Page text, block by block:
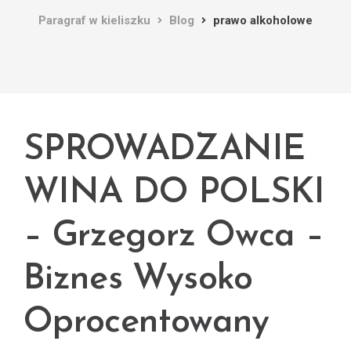
Paragraf w kieliszku Blog prawo alkoholowe
SPROWADZANIE
WINA DO POLSKI
– Grzegorz Owca –
Biznes Wysoko
Oprocentowany